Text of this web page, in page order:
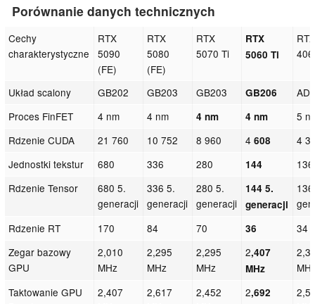
Porównanie danych technicznych
Cechy
charakterystyczne
RTX
5090
(FE)
RTX
5080
(FE)
RTX
5070 Ti
RTX
5060 Ti
Układ scalony GB202 GB203 GB203 GB206
Proces FinFET
4 nm 4 nm 4 nm 4 nm
5
Rdzenie CUDA
21 760 10 752 8 960 4 608
4
Jednostki tekstur
680 336 280 144
136
Rdzenie Tensor
680 5.
generacji
336 5.
generacji
280 5.
generacji
144 5.
generacji
Rdzenie RT
170 84 70 36
34
Zegar bazowy
GPU
2,010
MHz
2,295
MHz
2,295
MHz
2,407
MHz
Taktowanie GPU
2,407
2,617
2,452
2,692